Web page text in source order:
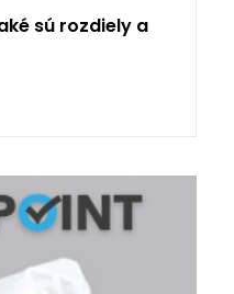
sú rozdiely a